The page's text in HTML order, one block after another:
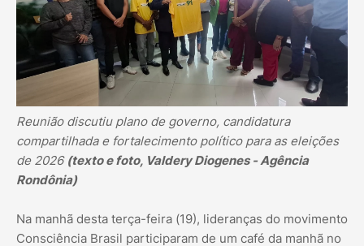
Reunião discutiu plano de governo, candidatura
compartilhada e fortalecimento político para as eleições
de 2026 (texto e foto, Valdery Diogenes - Agência
Rondônia)
Na manhã desta terça-feira (19), lideranças do movimento
Consciência Brasil participaram de um café da manhã no